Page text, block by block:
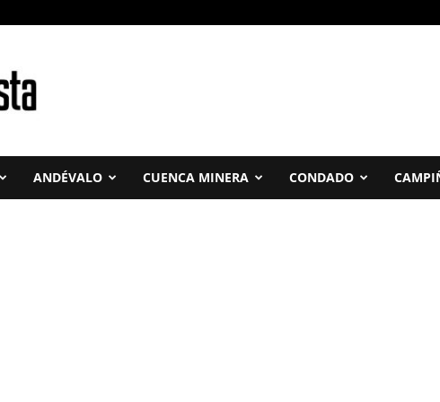
ANDÉVALO CUENCA MINERA CONDADO